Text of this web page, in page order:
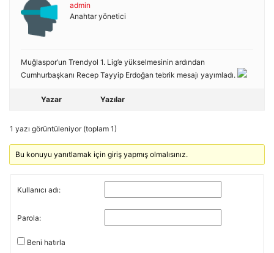
admin
Anahtar yönetici
Muğlaspor’un Trendyol 1. Lig’e yükselmesinin ardından
Cumhurbaşkanı Recep Tayyip Erdoğan tebrik mesajı yayımladı.
Yazar Yazılar
1 yazı görüntüleniyor (toplam 1)
Bu konuyu yanıtlamak için giriş yapmış olmalısınız.
Kullanıcı adı:
Parola:
Beni hatırla